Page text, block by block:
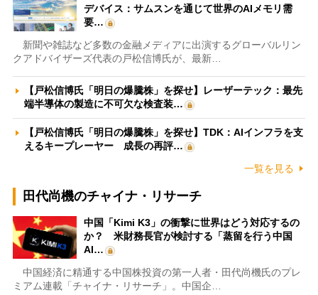
デバイス：サムスンを通じて世界のAIメモリ需
要…
新聞や雑誌など多数の金融メディアに出演するグローバルリン
クアドバイザーズ代表の戸松信博氏が、最新…
【戸松信博氏「明日の爆騰株」を探せ】レーザーテック：最先
端半導体の製造に不可欠な検査装…
【戸松信博氏「明日の爆騰株」を探せ】TDK：AIインフラを支
えるキープレーヤー 成長の再評…
一覧を見る
田代尚機のチャイナ・リサーチ
中国「Kimi K3」の衝撃に世界はどう対応するの
か？ 米財務長官が検討する「蒸留を行う中国
AI…
中国経済に精通する中国株投資の第一人者・田代尚機氏のプレ
ミアム連載「チャイナ・リサーチ」。中国企…